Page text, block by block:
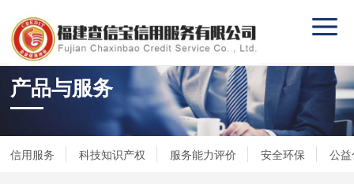
产品与服务
信用服务 科技知识产权 服务能力评价 安全环保 公